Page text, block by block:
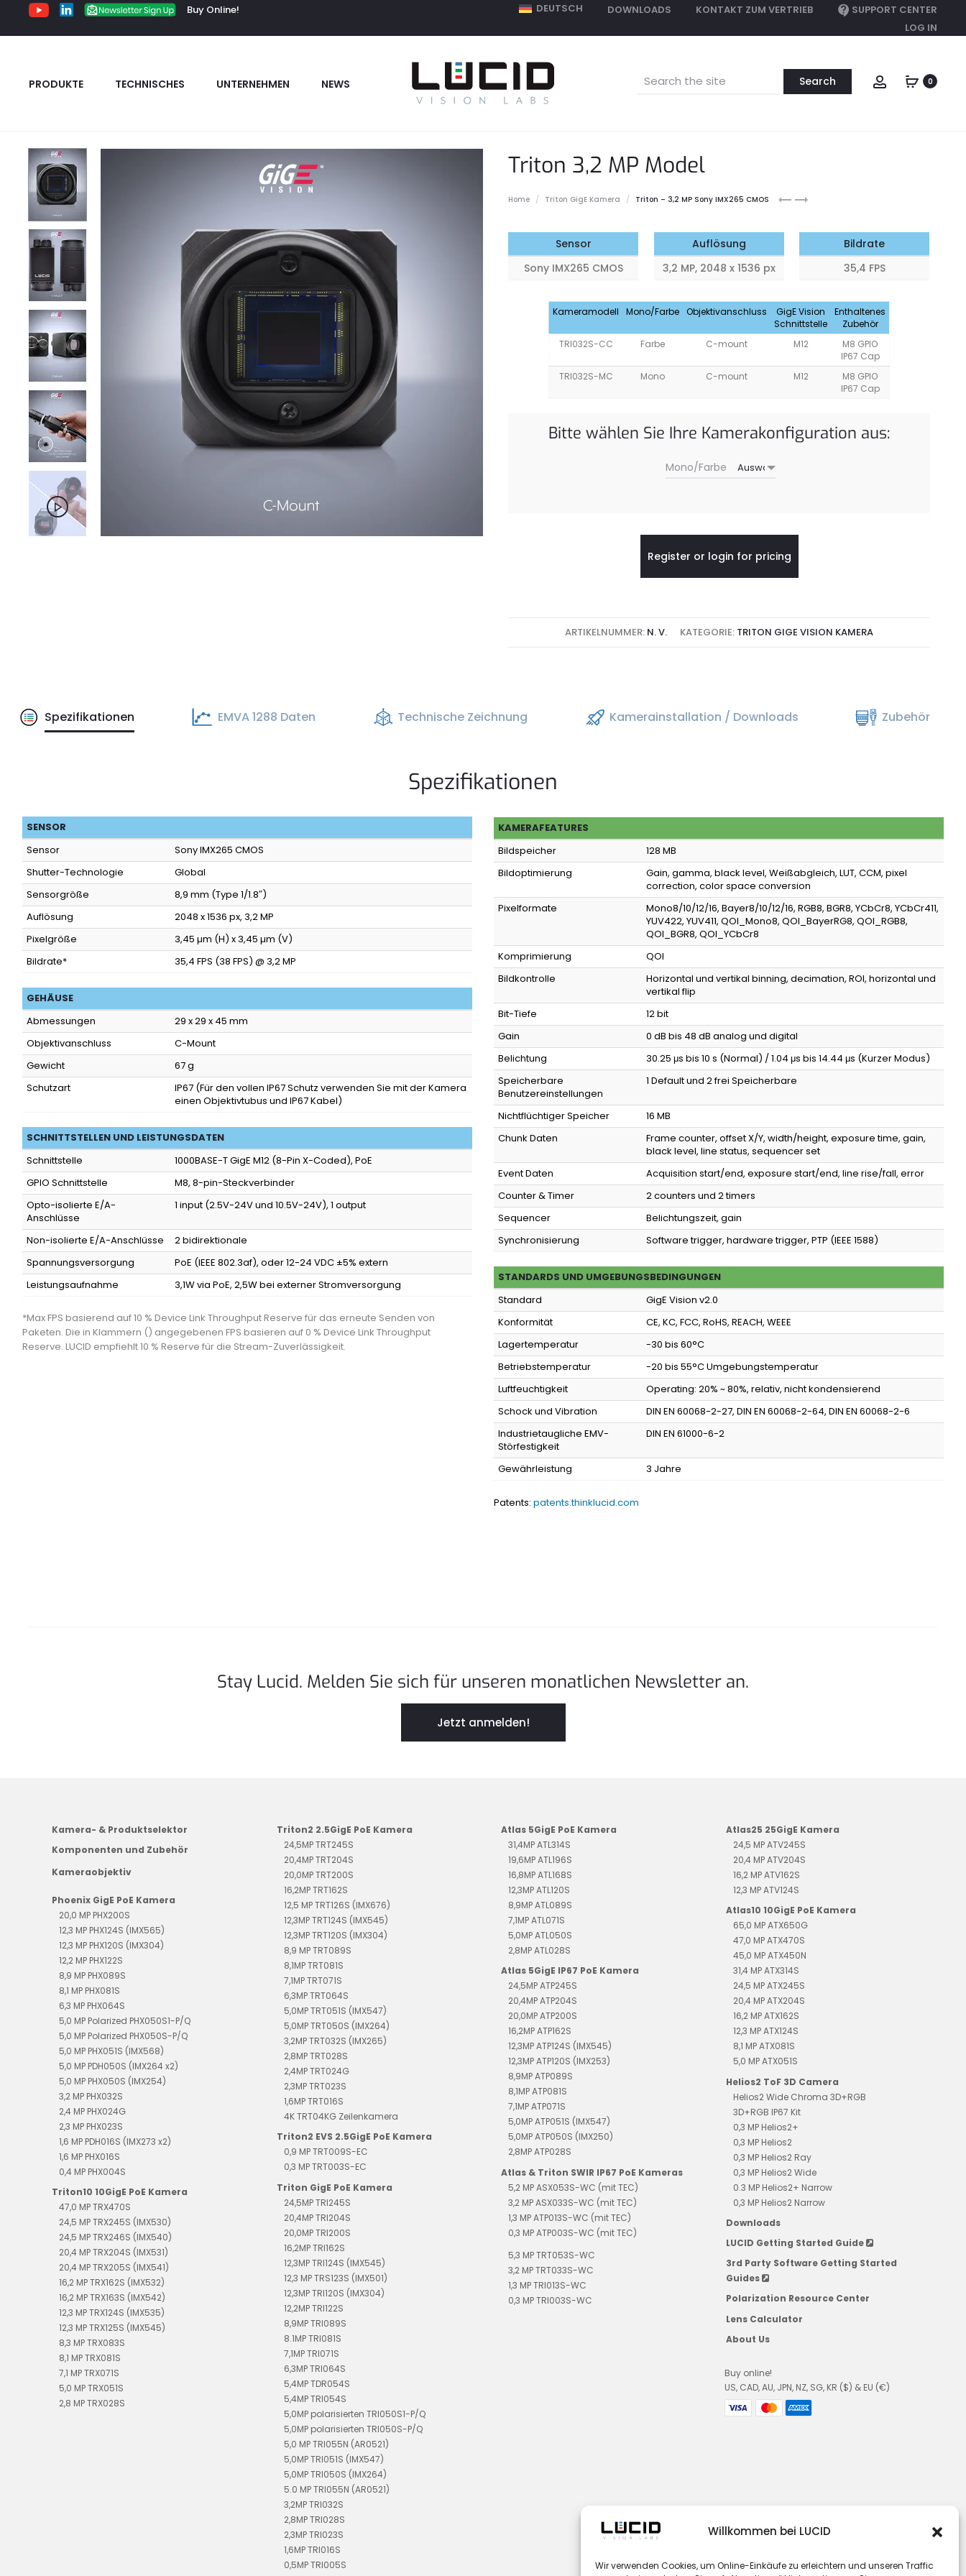
Willkommen bei LUCID
Wir verwenden Cookies, um Online-Einkäufe zu erleichtern und unseren Traffic
Buy Online! DEUTSCH DOWNLOADS KONTAKT ZUM VERTRIEB
SUPPORT CENTER
LOG IN
PRODUKTE TECHNISCHES UNTERNEHMEN NEWS
Search
Account0
Triton 3,2 MP Model
Home Triton GigE Kamera Triton – 3,2 MP Sony IMX265 CMOS
Triton
Sensor
Sony IMX265 CMOS
Auflösung
3,2 MP, 2048 x 1536 px
Bildrate
35,4 FPS
Kameramodell Mono/Farbe Objektivanschluss
GigE Vision
Schnittstelle
Enthaltenes
Zubehör
TRI032S-CC
Farbe C-mount M12
M8 GPIO
IP67 Cap
TRI032S-MC
Mono C-mount M12
M8 GPIO
IP67 Cap
Bitte wählen Sie Ihre Kamerakonfiguration aus:
Mono/Farbe
Register or login for pricing
ARTIKELNUMMER: N. V. KATEGORIE: TRITON GIGE VISION KAMERA
Spezifikationen EMVA 1288 Daten Technische Zeichnung Kamerainstallation / Downloads Zubehör
Spezifikationen
SENSOR
Sensor
Sony IMX265 CMOS
Shutter-Technologie
Global
Sensorgröße
8,9 mm (Type 1/1.8″)
Auflösung
2048 x 1536 px, 3,2 MP
Pixelgröße
3,45 µm (H) x 3,45 µm (V)
Bildrate*
35,4 FPS (38 FPS) @ 3,2 MP
GEHÄUSE
Abmessungen
29 x 29 x 45 mm
Objektivanschluss
C-Mount
Gewicht
67 g
Schutzart
IP67 (Für den vollen IP67 Schutz verwenden Sie mit der Kamera
einen Objektivtubus und IP67 Kabel)
SCHNITTSTELLEN UND LEISTUNGSDATEN
Schnittstelle
1000BASE-T GigE M12 (8-Pin X-Coded), PoE
GPIO Schnittstelle
M8, 8-pin-Steckverbinder
Opto-isolierte E/A-
Anschlüsse
1 input (2.5V-24V und 10.5V-24V), 1 output
Non-isolierte E/A-Anschlüsse
2 bidirektionale
Spannungsversorgung
PoE (IEEE 802.3af), oder 12-24 VDC ±5% extern
Leistungsaufnahme
3,1W via PoE, 2,5W bei externer Stromversorgung
*Max FPS basierend auf 10 % Device Link Throughput Reserve für das erneute Senden von
Paketen. Die in Klammern () angegebenen FPS basieren auf 0 % Device Link Throughput
Reserve. LUCID empfiehlt 10 % Reserve für die Stream-Zuverlässigkeit.
KAMERAFEATURES
Bildspeicher
128 MB
Bildoptimierung
Gain, gamma, black level, Weißabgleich, LUT, CCM, pixel
correction, color space conversion
Pixelformate
Mono8/10/12/16, Bayer8/10/12/16, RGB8, BGR8, YCbCr8, YCbCr411,
YUV422, YUV411, QOI_Mono8, QOI_BayerRG8, QOI_RGB8,
QOI_BGR8, QOI_YCbCr8
Komprimierung
QOI
Bildkontrolle
Horizontal und vertikal binning, decimation, ROI, horizontal und
vertikal flip
Bit-Tiefe
12 bit
Gain
0 dB bis 48 dB analog und digital
Belichtung
30.25 μs bis 10 s (Normal) / 1.04 μs bis 14.44 μs (Kurzer Modus)
Speicherbare
Benutzereinstellungen
1 Default und 2 frei Speicherbare
Nichtflüchtiger Speicher
16 MB
Chunk Daten
Frame counter, offset X/Y, width/height, exposure time, gain,
black level, line status, sequencer set
Event Daten
Acquisition start/end, exposure start/end, line rise/fall, error
Counter & Timer
2 counters und 2 timers
Sequencer
Belichtungszeit, gain
Synchronisierung
Software trigger, hardware trigger, PTP (IEEE 1588)
STANDARDS UND UMGEBUNGSBEDINGUNGEN
Standard
GigE Vision v2.0
Konformität
CE, KC, FCC, RoHS, REACH, WEEE
Lagertemperatur
-30 bis 60°C
Betriebstemperatur
-20 bis 55°C Umgebungstemperatur
Luftfeuchtigkeit
Operating: 20% ~ 80%, relativ, nicht kondensierend
Schock und Vibration
DIN EN 60068-2-27, DIN EN 60068-2-64, DIN EN 60068-2-6
Industrietaugliche EMV-
Störfestigkeit
DIN EN 61000-6-2
Gewährleistung 3 Jahre
Patents: patents.thinklucid.com
Stay Lucid. Melden Sie sich für unseren monatlichen Newsletter an.
Jetzt anmelden!
Kamera- & Produktselektor
Komponenten und Zubehör
Kameraobjektiv
Phoenix GigE PoE Kamera
20,0 MP PHX200S
12,3 MP PHX124S (IMX565)
12,3 MP PHX120S (IMX304)
12,2 MP PHX122S
8,9 MP PHX089S
8,1 MP PHX081S
6,3 MP PHX064S
5,0 MP Polarized PHX050S1-P/Q
5,0 MP Polarized PHX050S-P/Q
5,0 MP PHX051S (IMX568)
5,0 MP PDH050S (IMX264 x2)
5,0 MP PHX050S (IMX254)
3,2 MP PHX032S
2,4 MP PHX024G
2,3 MP PHX023S
1,6 MP PDH016S (IMX273 x2)
1,6 MP PHX016S
0,4 MP PHX004S
Triton10 10GigE PoE Kamera
47,0 MP TRX470S
24,5 MP TRX245S (IMX530)
24,5 MP TRX246S (IMX540)
20,4 MP TRX204S (IMX531)
20,4 MP TRX205S (IMX541)
16,2 MP TRX162S (IMX532)
16,2 MP TRX163S (IMX542)
12,3 MP TRX124S (IMX535)
12,3 MP TRX125S (IMX545)
8,3 MP TRX083S
8,1 MP TRX081S
7,1 MP TRX071S
5,0 MP TRX051S
2,8 MP TRX028S
Triton2 2.5GigE PoE Kamera
24,5MP TRT245S
20,4MP TRT204S
20,0MP TRT200S
16,2MP TRT162S
12,5 MP TRT126S (IMX676)
12,3MP TRT124S (IMX545)
12,3MP TRT120S (IMX304)
8,9 MP TRT089S
8,1MP TRT081S
7,1MP TRT071S
6,3MP TRT064S
5,0MP TRT051S (IMX547)
5,0MP TRT050S (IMX264)
3,2MP TRT032S (IMX265)
2,8MP TRT028S
2,4MP TRT024G
2,3MP TRT023S
1,6MP TRT016S
4K TRT04KG Zeilenkamera
Triton2 EVS 2.5GigE PoE Kamera
0,9 MP TRT009S-EC
0,3 MP TRT003S-EC
Triton GigE PoE Kamera
24,5MP TRI245S
20,4MP TRI204S
20,0MP TRI200S
16,2MP TRI162S
12,3MP TRI124S (IMX545)
12,3 MP TRS123S (IMX501)
12,3MP TRI120S (IMX304)
12,2MP TRI122S
8,9MP TRI089S
8.1MP TRI081S
7,1MP TRI071S
6,3MP TRI064S
5,4MP TDR054S
5,4MP TRI054S
5,0MP polarisierten TRI050S1-P/Q
5,0MP polarisierten TRI050S-P/Q
5,0 MP TRI055N (AR0521)
5,0MP TRI051S (IMX547)
5,0MP TRI050S (IMX264)
5.0 MP TRI055N (AR0521)
3,2MP TRI032S
2,8MP TRI028S
2,3MP TRI023S
1,6MP TRI016S
0,5MP TRI005S
Atlas 5GigE PoE Kamera
31,4MP ATL314S
19,6MP ATL196S
16,8MP ATL168S
12,3MP ATL120S
8,9MP ATL089S
7,1MP ATL071S
5,0MP ATL050S
2,8MP ATL028S
Atlas 5GigE IP67 PoE Kamera
24,5MP ATP245S
20,4MP ATP204S
20,0MP ATP200S
16,2MP ATP162S
12,3MP ATP124S (IMX545)
12,3MP ATP120S (IMX253)
8,9MP ATP089S
8,1MP ATP081S
7,1MP ATP071S
5,0MP ATP051S (IMX547)
5,0MP ATP050S (IMX250)
2,8MP ATP028S
Atlas & Triton SWIR IP67 PoE Kameras
5,2 MP ASX053S-WC (mit TEC)
3,2 MP ASX033S-WC (mit TEC)
1,3 MP ATP013S-WC (mit TEC)
0,3 MP ATP003S-WC (mit TEC)
5,3 MP TRT053S-WC
3,2 MP TRT033S-WC
1,3 MP TRI013S-WC
0,3 MP TRI003S-WC
Atlas25 25GigE Kamera
24,5 MP ATV245S
20,4 MP ATV204S
16,2 MP ATV162S
12,3 MP ATV124S
Atlas10 10GigE PoE Kamera
65,0 MP ATX650G
47,0 MP ATX470S
45,0 MP ATX450N
31,4 MP ATX314S
24,5 MP ATX245S
20,4 MP ATX204S
16,2 MP ATX162S
12,3 MP ATX124S
8,1 MP ATX081S
5,0 MP ATX051S
Helios2 ToF 3D Camera
Helios2 Wide Chroma 3D+RGB
3D+RGB IP67 Kit
0,3 MP Helios2+
0,3 MP Helios2
0,3 MP Helios2 Ray
0,3 MP Helios2 Wide
0.3 MP Helios2+ Narrow
0,3 MP Helios2 Narrow
Downloads
LUCID Getting Started Guide
3rd Party Software Getting Started
Guides
Polarization Resource Center
Lens Calculator
About Us
Buy online!
US, CAD, AU, JPN, NZ, SG, KR ($) & EU (€)